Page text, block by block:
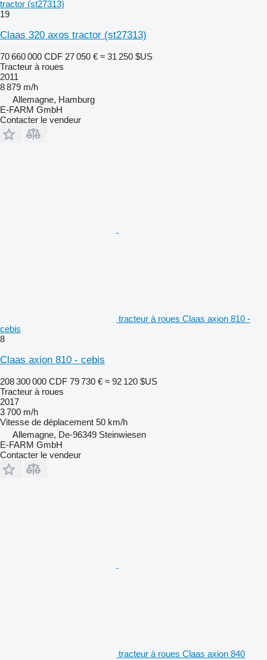
tractor (st27313)
19
Claas 320 axos tractor (st27313)
70 660 000 CDF 27 050 € ≈ 31 250 $US
Tracteur à roues
2011
8 879 m/h
Allemagne, Hamburg
E-FARM GmbH
Contacter le vendeur
tracteur à roues Claas axion 810 -
cebis
8
Claas axion 810 - cebis
208 300 000 CDF 79 730 € ≈ 92 120 $US
Tracteur à roues
2017
3 700 m/h
Vitesse de déplacement 50 km/h
Allemagne, De-96349 Steinwiesen
E-FARM GmbH
Contacter le vendeur
tracteur à roues Claas axion 840